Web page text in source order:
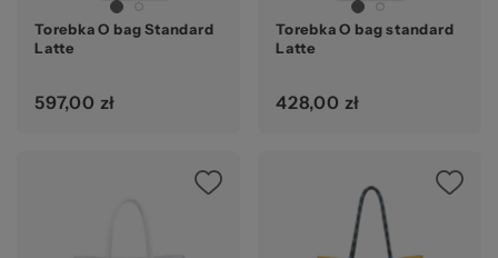
Torebka O bag Standard
Latte
597,00 zł
Torebka O bag standard
Latte
428,00 zł